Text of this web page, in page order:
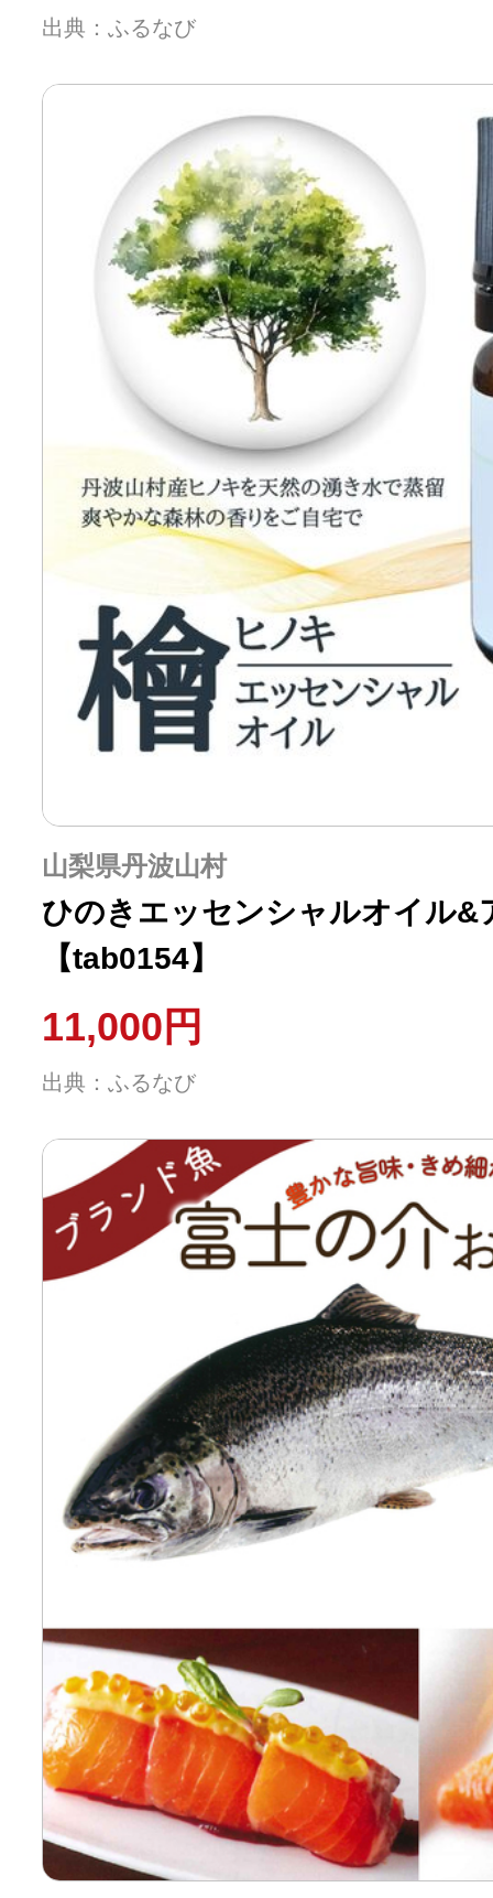
出典：ふるなび
山梨県丹波山村
ひのきエッセンシャルオイル&
【tab0154】
11,000円
出典：ふるなび